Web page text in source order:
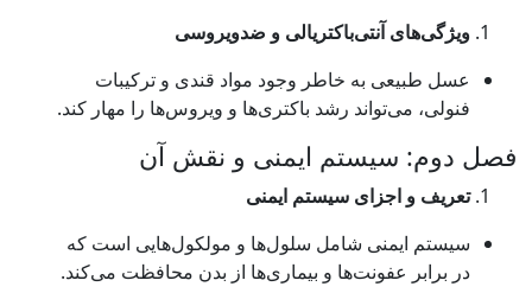
و ضدویروسی
به خاطر وجود مواد قندی و ترکیبات
رشد باکتری‌ها و ویروس‌ها را مهار کند.
ایمنی و نقش آن
سیستم ایمنی
شامل سلول‌ها و مولکول‌هایی است که
و بیماری‌ها از بدن محافظت می‌کند.